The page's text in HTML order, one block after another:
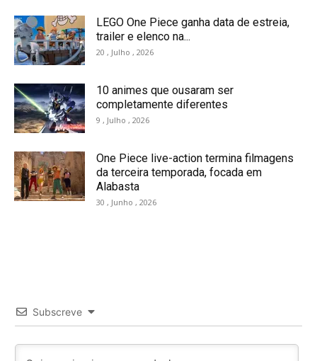
LEGO One Piece ganha data de estreia,
trailer e elenco na...
20 , Julho , 2026
10 animes que ousaram ser
completamente diferentes
9 , Julho , 2026
One Piece live-action termina filmagens
da terceira temporada, focada em
Alabasta
30 , Junho , 2026
Subscreve